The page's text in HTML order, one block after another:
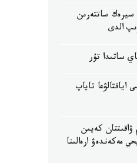
ساتتەرىن
الدى
ساتىدا تۇر
اياقتالۋعا تاياپ
استام ۋاقىتتان كەيىن
مەكەندەۋ ارەالىنا